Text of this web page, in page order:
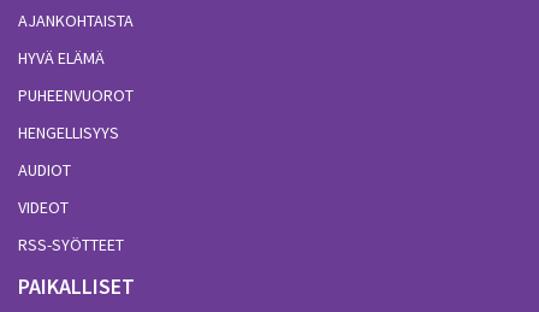
AJANKOHTAISTA
HYVÄ ELÄMÄ
PUHEENVUOROT
HENGELLISYYS
AUDIOT
VIDEOT
RSS-SYÖTTEET
PAIKALLISET